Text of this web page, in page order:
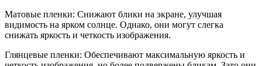
Матовые пленки: Снижают блики на экране, улучшая
видимость на ярком солнце. Однако, они могут слегка
снижать яркость и четкость изображения.
Глянцевые пленки: Обеспечивают максимальную яркость и